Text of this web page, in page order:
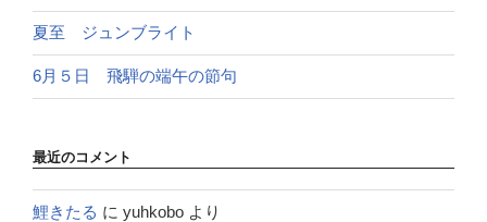
夏至 ジュンブライト
6月５日 飛騨の端午の節句
最近のコメント
鯉きたる に yuhkobo より